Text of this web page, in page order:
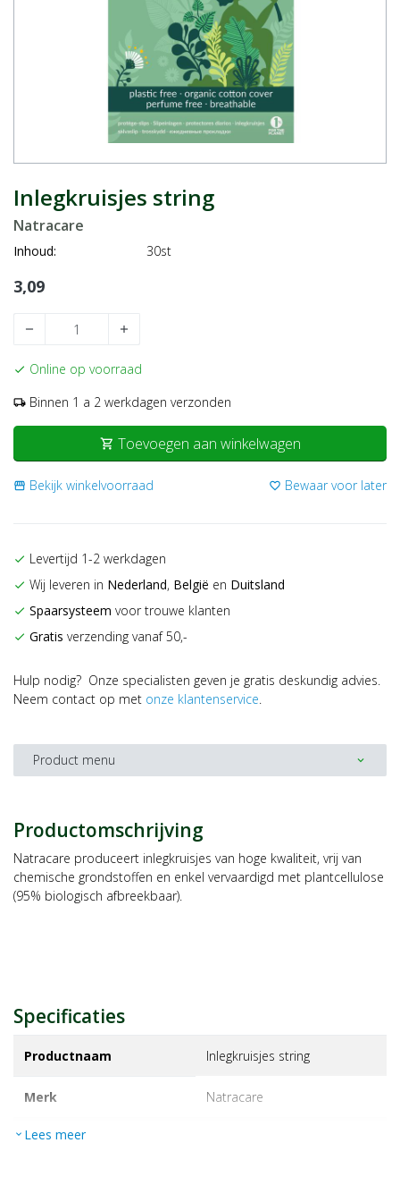
Inlegkruisjes string
Natracare
Inhoud: 30st
3,09
remove add
check Online op voorraad
local_shipping Binnen 1 a 2 werkdagen verzonden
shopping_cart Toevoegen aan winkelwagen
storefront Bekijk winkelvoorraad favorite_border Bewaar voor later
check Levertijd 1-2 werkdagen
check Wij leveren in Nederland, België en Duitsland
check Spaarsysteem voor trouwe klanten
check Gratis verzending vanaf 50,-
Hulp nodig? Onze specialisten geven je gratis deskundig advies.
Neem contact op met onze klantenservice.
Product menu expand_more
Productomschrijving
Natracare produceert inlegkruisjes van hoge kwaliteit, vrij van
chemische grondstoffen en enkel vervaardigd met plantcellulose
(95% biologisch afbreekbaar).
Specificaties
Productnaam Inlegkruisjes string
Merk natracare
EAN
expand_more Lees meer